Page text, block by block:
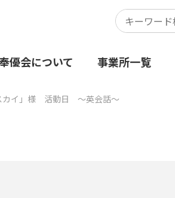
優会について 事業所一覧
カイ」様 活動日 ～英会話～